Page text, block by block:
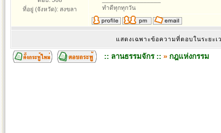
ที่อยู่ (จังหวัด): สงขลา
ทำดีทุกทุกวัน
แสดงเฉพาะข้อความที่ตอบในระยะ
:: ลานธรรมจักร :: » กฎแห่งกรรม